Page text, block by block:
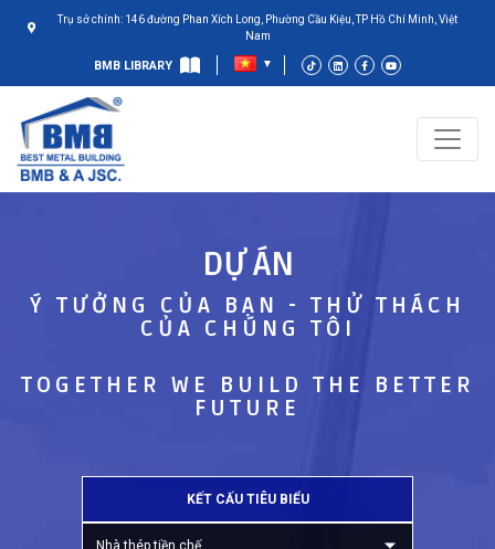
Trụ sở chính: 146 đường Phan Xích Long, Phường Cầu Kiệu, TP Hồ Chí Minh, Việt
Nam
BMB LIBRARY
DỰ ÁN
Ý TƯỞNG CỦA BẠN - THỬ THÁCH
CỦA CHÚNG TÔI
TOGETHER WE BUILD THE BETTER
FUTURE
KẾT CẤU TIÊU BIỂU
Nhà thép tiền chế